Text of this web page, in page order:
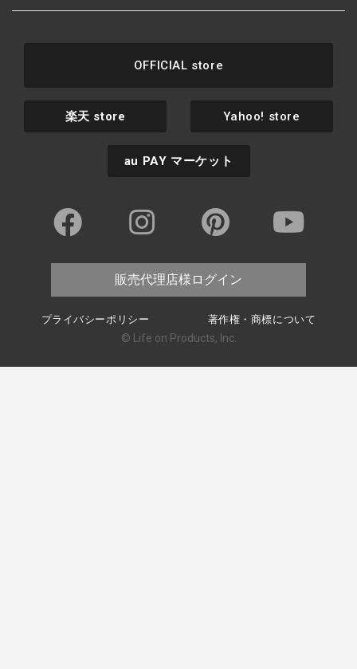
OFFICIAL store
楽天 store Yahoo! store
au PAY マーケット
販売代理店様ログイン
プライバシーポリシー 著作権・商標について
© Life on Products, Inc.